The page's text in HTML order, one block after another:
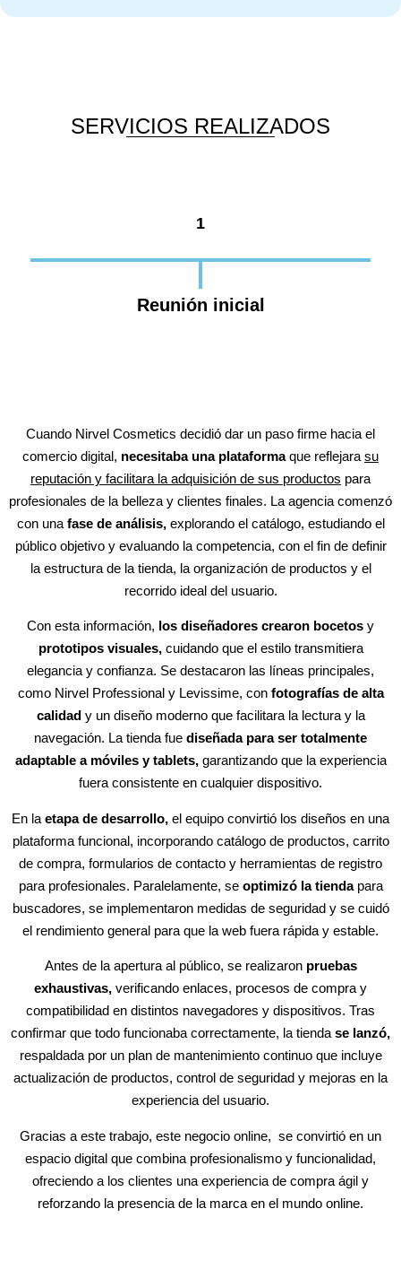
SERVICIOS REALIZADOS
1
Reunión inicial
Cuando Nirvel Cosmetics decidió dar un paso firme hacia el
comercio digital, necesitaba una plataformaque reflejara su
reputación y facilitara la adquisición de sus productos para
profesionales de la belleza y clientes finales. La agencia comenzó
con una fase de análisis,explorando el catálogo, estudiando el
público objetivo y evaluando la competencia, con el fin de definir
la estructura de la tienda, la organización de productos y el
recorrido ideal del usuario.
Con esta información, los diseñadores crearon bocetos y
prototipos visuales,cuidando que el estilo transmitiera
elegancia y confianza. Se destacaron las líneas principales,
como Nirvel Professional y Levissime, con fotografías de alta
calidady un diseño moderno que facilitara la lectura y la
navegación. La tienda fue diseñada para ser totalmente
adaptable a móviles y tablets,garantizando que la experiencia
fuera consistente en cualquier dispositivo.
En la etapa de desarrollo, el equipo convirtió los diseños en una
plataforma funcional, incorporando catálogo de productos, carrito
de compra, formularios de contacto y herramientas de registro
para profesionales. Paralelamente, se optimizó la tiendapara
buscadores, se implementaron medidas de seguridad y se cuidó
el rendimiento general para que la web fuera rápida y estable.
Antes de la apertura al público, se realizaron pruebas
exhaustivas, verificando enlaces, procesos de compra y
compatibilidad en distintos navegadores y dispositivos. Tras
confirmar que todo funcionaba correctamente, la tienda se lanzó,
respaldada por un plan de mantenimiento continuo que incluye
actualización de productos, control de seguridad y mejoras en la
experiencia del usuario.
Gracias a este trabajo, este negocio online, se convirtió en un
espacio digital que combina profesionalismo y funcionalidad,
ofreciendo a los clientes una experiencia de compra ágil y
reforzando la presencia de la marca en el mundo online.